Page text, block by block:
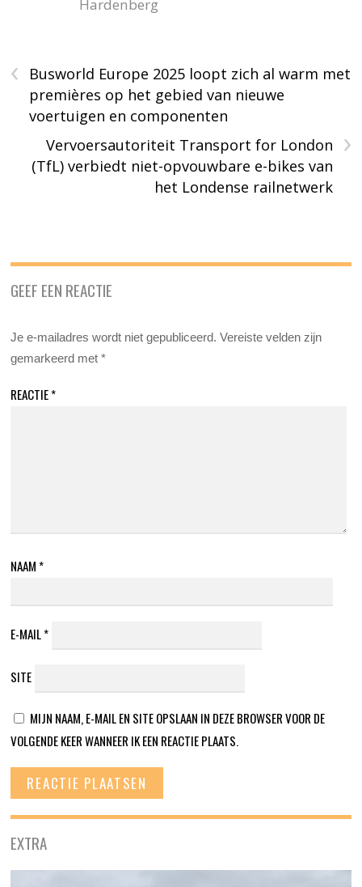
Hardenberg
‹
Busworld Europe 2025 loopt zich al warm met
premières op het gebied van nieuwe
voertuigen en componenten
›
Vervoersautoriteit Transport for London
(TfL) verbiedt niet-opvouwbare e-bikes van
het Londense railnetwerk
GEEF EEN REACTIE
Je e-mailadres wordt niet gepubliceerd. Vereiste velden zijn
gemarkeerd met*
REACTIE*
NAAM *
E-MAIL*
SITE
MIJN NAAM, E-MAIL EN SITE OPSLAAN IN DEZE BROWSER VOOR DE
VOLGENDE KEER WANNEER IK EEN REACTIE PLAATS.
EXTRA